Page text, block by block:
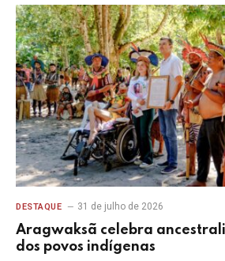
DESTAQUE 31 de julho de 2026
Aragwaksã celebra
dos povos indígenas